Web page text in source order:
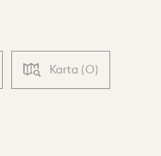
Karta (0)